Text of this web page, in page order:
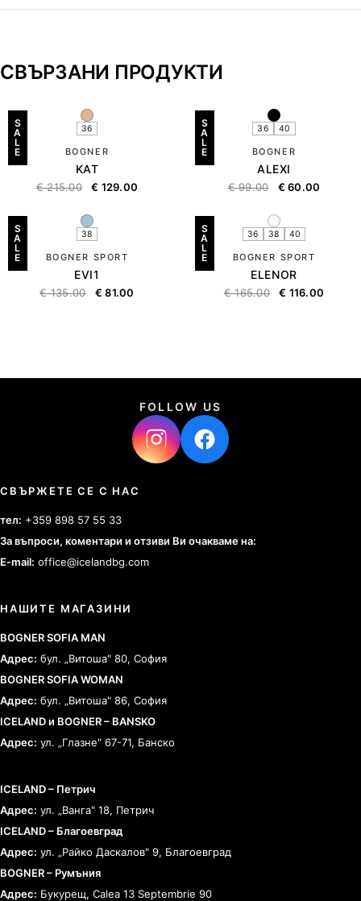
СВЪРЗАНИ ПРОДУКТИ
S
A
L
E
36
BOGNER
KAT
€215.00 € 129.00
S
A
L
E
36 40
BOGNER
ALEXI
€99.00 € 60.00
S
A
L
E
38
BOGNER SPORT
EVI1
€135.00 € 81.00
S
A
L
E
36 38 40
BOGNER SPORT
ELENOR
€165.00 € 116.00
FOLLOW US
СВЪРЖЕТЕ СЕ С НАС
тел: +359 898 57 55 33
За въпроси, коментари и отзиви Ви очакваме на:
E-mail: office@icelandbg.com
НАШИТЕ МАГАЗИНИ
BOGNER SOFIA MAN
Адрес: бул. „Витоша" 80, София
BOGNER SOFIA WOMAN
Адрес: бул. „Витоша" 86, София
ICELAND и BOGNER – BANSKO
Адрес: ул. „Глазне" 67-71, Банско
ICELAND – Петрич
Адрес: ул. „Ванга" 18, Петрич
ICELAND – Благоевград
Адрес: ул. „Райко Даскалов" 9, Благоевград
BOGNER – Румъния
Адрес: Букурещ, Calea 13 Septembrie 90